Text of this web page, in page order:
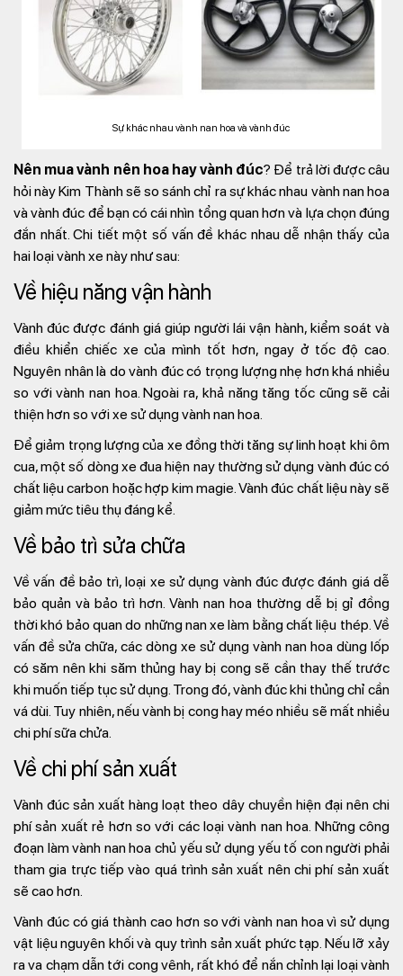
Sự khác nhau vành nan hoa và vành đúc
Nên mua vành nên hoa hay vành đúc? Để trả lời được câu
hỏi này Kim Thành sẽ so sánh chỉ ra sự khác nhau vành nan hoa
và vành đúc để bạn có cái nhìn tổng quan hơn và lựa chọn đúng
đắn nhất. Chi tiết một số vấn đề khác nhau dễ nhận thấy của
hai loại vành xe này như sau:
Về hiệu năng vận hành
Vành đúc được đánh giá giúp người lái vận hành, kiểm soát và
điều khiển chiếc xe của mình tốt hơn, ngay ở tốc độ cao.
Nguyên nhân là do vành đúc có trọng lượng nhẹ hơn khá nhiều
so với vành nan hoa. Ngoài ra, khả năng tăng tốc cũng sẽ cải
thiện hơn so với xe sử dụng vành nan hoa.
Để giảm trọng lượng của xe đồng thời tăng sự linh hoạt khi ôm
cua, một số dòng xe đua hiện nay thường sử dụng vành đúc có
chất liệu carbon hoặc hợp kim magie. Vành đúc chất liệu này sẽ
giảm mức tiêu thụ đáng kể.
Về bảo trì sửa chữa
Về vấn đề bảo trì, loại xe sử dụng vành đúc được đánh giá dễ
bảo quản và bảo trì hơn. Vành nan hoa thường dễ bị gỉ đồng
thời khó bảo quan do những nan xe làm bằng chất liệu thép. Về
vấn đề sửa chữa, các dòng xe sử dụng vành nan hoa dùng lốp
có săm nên khi săm thủng hay bị cong sẽ cần thay thế trước
khi muốn tiếp tục sử dụng. Trong đó, vành đúc khi thủng chỉ cần
vá dùi. Tuy nhiên, nếu vành bị cong hay méo nhiều sẽ mất nhiều
chi phí sữa chửa.
Về chi phí sản xuất
Vành đúc sản xuất hàng loạt theo dây chuyền hiện đại nên chi
phí sản xuất rẻ hơn so với các loại vành nan hoa. Những công
đoạn làm vành nan hoa chủ yếu sử dụng yếu tố con người phải
tham gia trực tiếp vào quá trình sản xuất nên chi phí sản xuất
sẽ cao hơn.
Vành đúc có giá thành cao hơn so với vành nan hoa vì sử dụng
vật liệu nguyên khối và quy trình sản xuất phức tạp. Nếu lỡ xảy
ra va chạm dẫn tới cong vênh, rất khó để nắn chỉnh lại loại vành